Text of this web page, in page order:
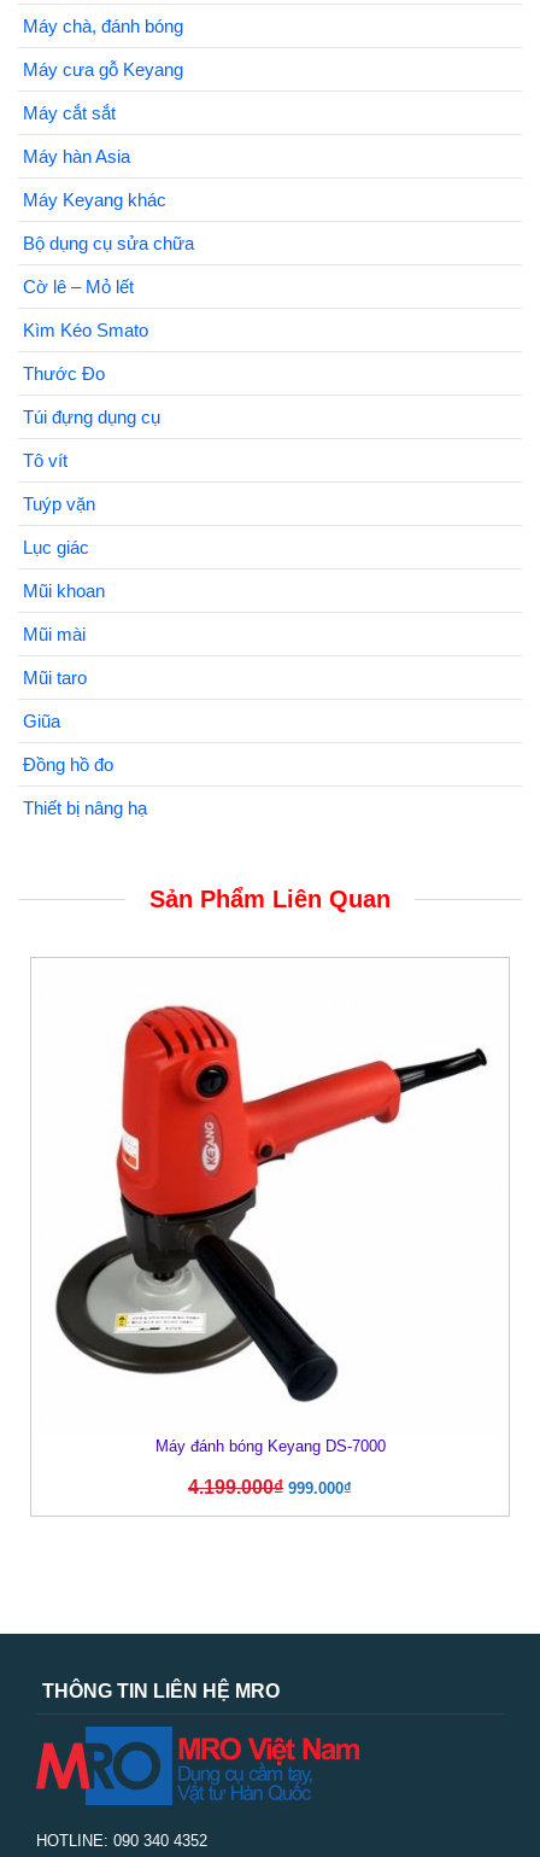
Máy chà, đánh bóng
Máy cưa gỗ Keyang
Máy cắt sắt
Máy hàn Asia
Máy Keyang khác
Bộ dụng cụ sửa chữa
Cờ lê – Mỏ lết
Kìm Kéo Smato
Thước Đo
Túi đựng dụng cụ
Tô vít
Tuýp vặn
Lục giác
Mũi khoan
Mũi mài
Mũi taro
Giũa
Đồng hồ đo
Thiết bị nâng hạ
Sản Phẩm Liên Quan
Máy đánh bóng Keyang DS-7000
4.199.000₫ 999.000₫
THÔNG TIN LIÊN HỆ MRO
HOTLINE: 090 340 4352